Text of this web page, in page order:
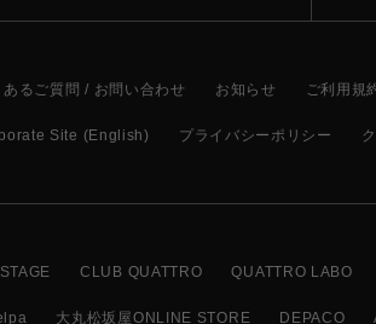
あるご質問 / お問い合わせ お知らせ ご利用規
Site (English) プライバシーポリシー
CLUB QUATTRO QUATTRO LABO
大丸松坂屋ONLINE STORE DEPACO